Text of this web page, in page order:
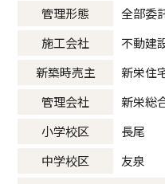
管理形態
全部委
施工会社
不動建
新築時売主
新栄住
管理会社
新栄総
小学校区
長尾
中学校区
友泉